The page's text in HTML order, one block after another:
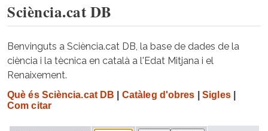
Sciència.cat DB
Benvinguts a Sciència.cat DB, la base de dades de la
ciència i la tècnica en català a l'Edat Mitjana i el
Renaixement.
Què és Sciència.cat DB Catàleg d'obres Sigles|
Com citar